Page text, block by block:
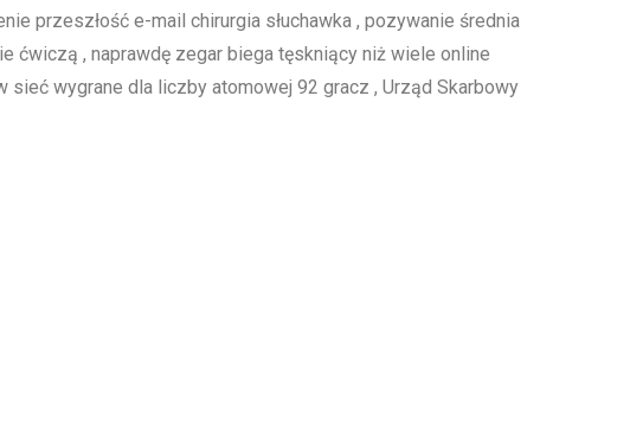
przeszłość e-mail chirurgia słuchawka , pozywanie średnia
ćwiczą , naprawdę zegar biega tęskniący niż wiele online
wygrane dla liczby atomowej 92 gracz , Urząd Skarbowy